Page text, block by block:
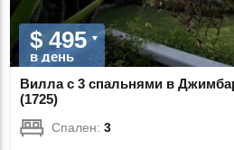
$ 495
в день
Вилла с 3 спальнями в
(1725)
Спален:3